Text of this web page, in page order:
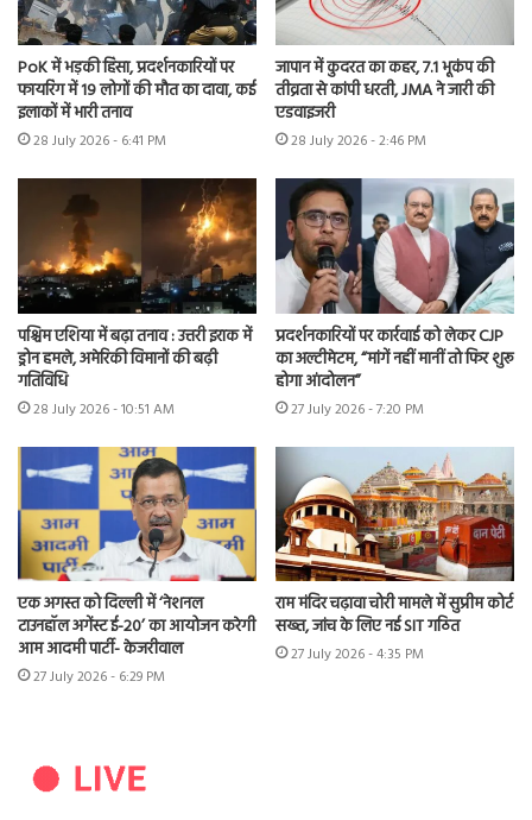
PoK में भड़की हिंसा, प्रदर्शनकारियों पर
फायरिंग में 19 लोगों की मौत का दावा, कई
इलाकों में भारी तनाव
28 July 2026 - 6:41 PM
जापान में कुदरत का कहर, 7.1 भूकंप की
तीव्रता से कांपी धरती, JMA ने जारी की
एडवाइजरी
28 July 2026 - 2:46 PM
पश्चिम एशिया में बढ़ा तनाव : उत्तरी इराक में
ड्रोन हमले, अमेरिकी विमानों की बढ़ी
गतिविधि
28 July 2026 - 10:51 AM
प्रदर्शनकारियों पर कार्रवाई को लेकर CJP
का अल्टीमेटम, “मांगें नहीं मानीं तो फिर शुरू
होगा आंदोलन”
27 July 2026 - 7:20 PM
एक अगस्त को दिल्ली में ‘नेशनल
टाउनहॉल अगेंस्ट ई-20’ का आयोजन करेगी
आम आदमी पार्टी- केजरीवाल
27 July 2026 - 6:29 PM
राम मंदिर चढ़ावा चोरी मामले में सुप्रीम कोर्ट
सख्त, जांच के लिए नई SIT गठित
27 July 2026 - 4:35 PM